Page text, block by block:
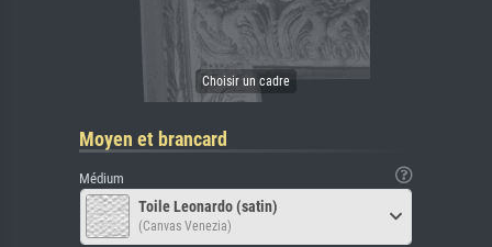
Moyen et brancard
Médium
Toile Leonardo (satin)
(Canvas Venezia)